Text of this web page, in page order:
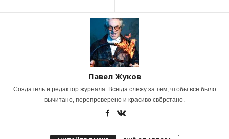
Павел Жуков
Создатель и редактор журнала. Всегда слежу за тем, чтобы всё было
вычитано, перепроверено и красиво свёрстано.